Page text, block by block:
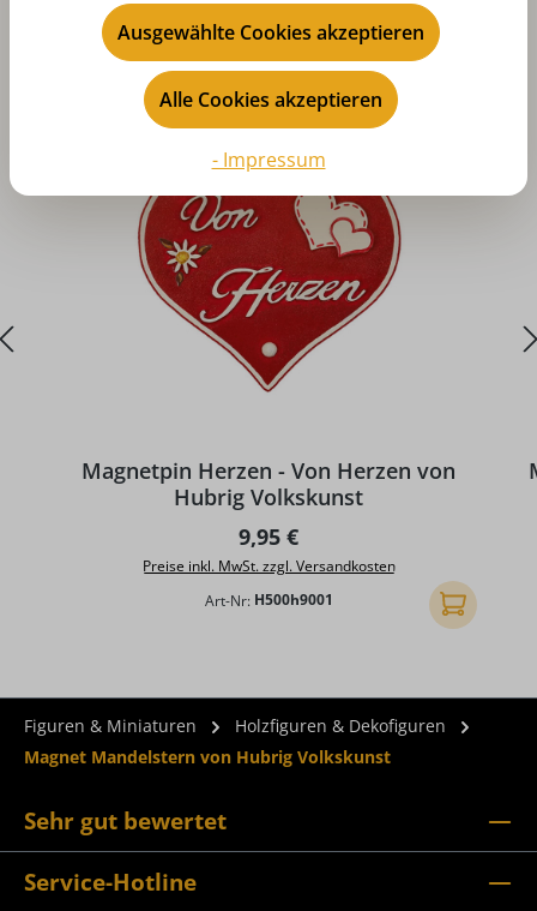
Produktgalerie überspringen
Das könnte Ihnen auch gefallen
Magnetpin Herzen - Von Herzen von
Hubrig Volkskunst
Regulärer Preis:
9,95 €
Preise inkl. MwSt. zzgl. Versandkosten
Art-Nr: H500h9001 In den
Figuren & Miniaturen
Holzfiguren & Dekofiguren
Magnet Mandelstern von Hubrig Volkskunst
Sehr gut bewertet
Service-Hotline
Ausgewählte Cookies akzeptieren
Alle Cookies akzeptieren
- Impressum